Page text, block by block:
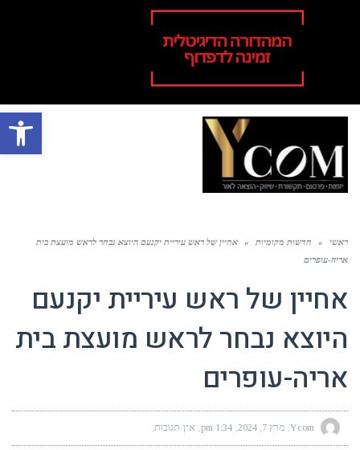
פתח
ראשי » חדשות מקומיות »
אחיין של ראש עיריית יקנעם היוצא נבחר לראש מועצת בית
אריה-עופרים
אחיין של ראש עיריית יקנעם
היוצא נבחר לראש מועצת בית
אריה-עופרים
Ycom מרץ 7, 2024 1:34 pm אין תגובות